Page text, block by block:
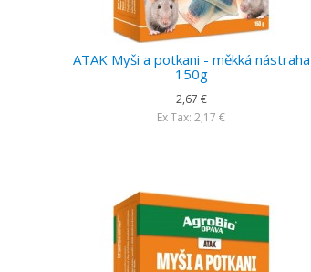
ATAK Myši a potkani - měkká nástraha
150g
2,67 €
Ex Tax: 2,17 €